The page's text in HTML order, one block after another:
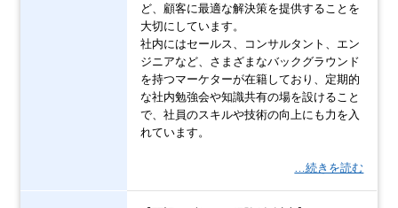
ど、顧客に最適な解決策を提供することを
大切にしています。
社内にはセールス、コンサルタント、エン
ジニアなど、さまざまなバックグラウンド
を持つマーケターが在籍しており、定期的
な社内勉強会や知識共有の場を設けること
で、社員のスキルや技術の向上にも力を入
れています。
…続きを読む